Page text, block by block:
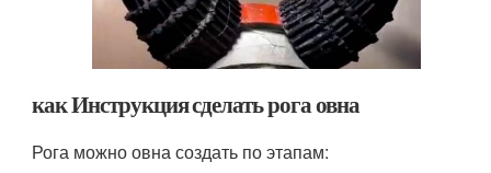
как Инструкция сделать рога овна
Рога можно овна создать по этапам: